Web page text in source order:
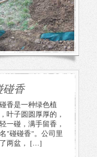
去柳荫公园逛，感
今年春天果然来得
大部分植物还是光
的枯枝，少部分有
和花骨朵，只有极
的开花 […]
碰香
香是一种绿色植
叶子圆圆厚厚的，
一碰，满手留香，
"碰碰香"。公司里
两盆， […]